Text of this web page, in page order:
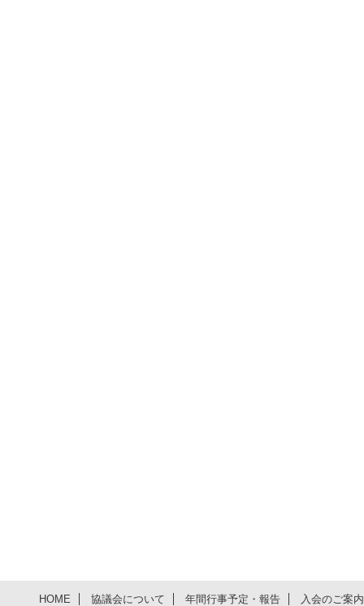
HOME 協議会について 年間行事予定・報告 入会のご案